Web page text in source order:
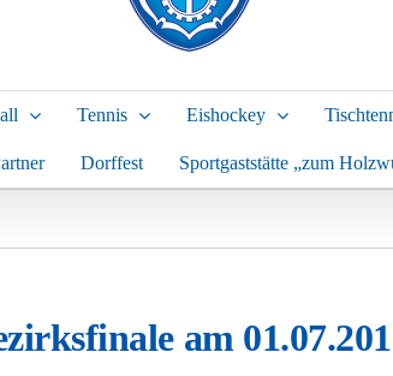
Tennis Eishockey
Dorffest Sportgaststätte „zum
am